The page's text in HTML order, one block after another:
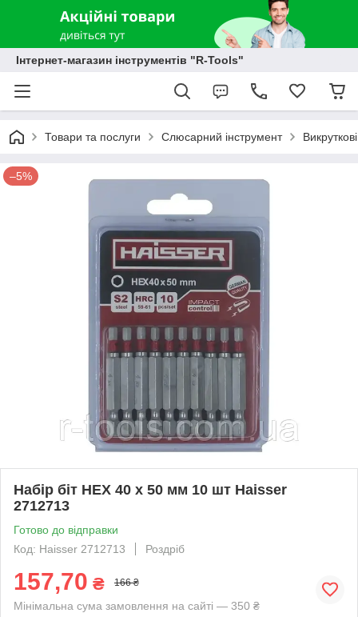
Інтернет-магазин інструментів "R-Tools"
Товари та послуги Слюсарний інструмент
–5%
Набір біт HEX 40 х 50 мм 10 шт Haisser
2712713
Готово до відправки
Код: Haisser 2712713
Роздріб
157,70 ₴ 166 ₴
Мінімальна сума замовлення на сайті — 350 ₴